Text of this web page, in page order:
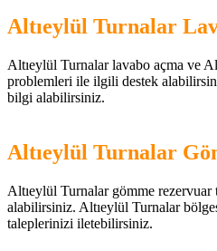
Altıeylül Turnalar
Altıeylül Turnalar lavabo açma ve
problemleri ile ilgili destek
bilgi alabilirsiniz.
Altıeylül Turnalar
Altıeylül Turnalar gömme
alabilirsiniz. Altıeylül Turnalar
taleplerinizi iletebilirsiniz.